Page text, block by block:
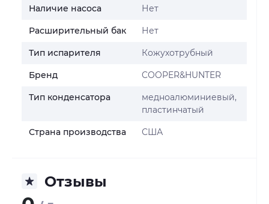
Наличие насоса Нет
Расширительный бак Нет
Тип испарителя Кожухотрубный
Бренд COOPER&HUNTER
Тип конденсатора
медноалюминиевый,
пластинчатый
Страна производства США
Отзывы